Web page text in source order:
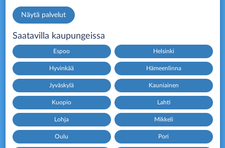
Näytä palvelut
Saatavilla kaupungeissa
Espoo Helsinki
Hyvinkää Hämeenlinna
Jyväskylä Kauniainen
Kuopio Lahti
Lohja Mikkeli
Oulu Pori